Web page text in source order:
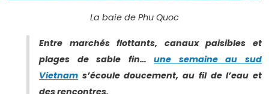
La baie de Phu Quoc
Entre marchés flottants, canaux paisibles et
plages de sable fin…une semaine au sud
Vietnam s’écoule doucement, au fil de l’eau et